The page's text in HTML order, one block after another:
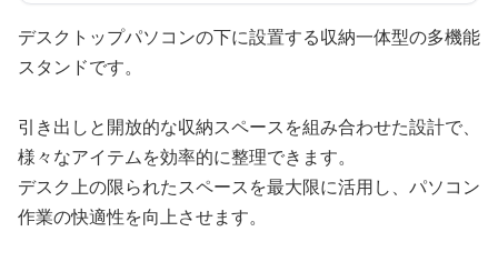
デスクトップパソコンの下に設置する収納一体型の多機能
スタンドです。
引き出しと開放的な収納スペースを組み合わせた設計で、
様々なアイテムを効率的に整理できます。
デスク上の限られたスペースを最大限に活用し、パソコン
作業の快適性を向上させます。